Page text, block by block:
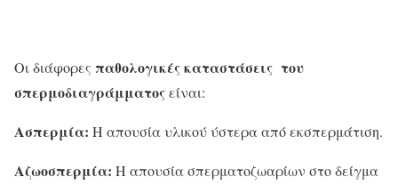
Οι διάφορες παθολογικές καταστάσεις του
σπερμοδιαγράμματοςείναι:
Ασπερμία: Η απουσία υλικού ύστερα από εκσπερμάτιση.
Αζωοσπερμία: Η απουσία σπερματοζωαρίων στο δείγμα